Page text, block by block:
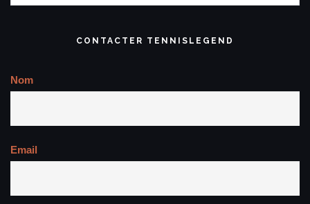
CONTACTER TENNISLEGEND
Nom
Email